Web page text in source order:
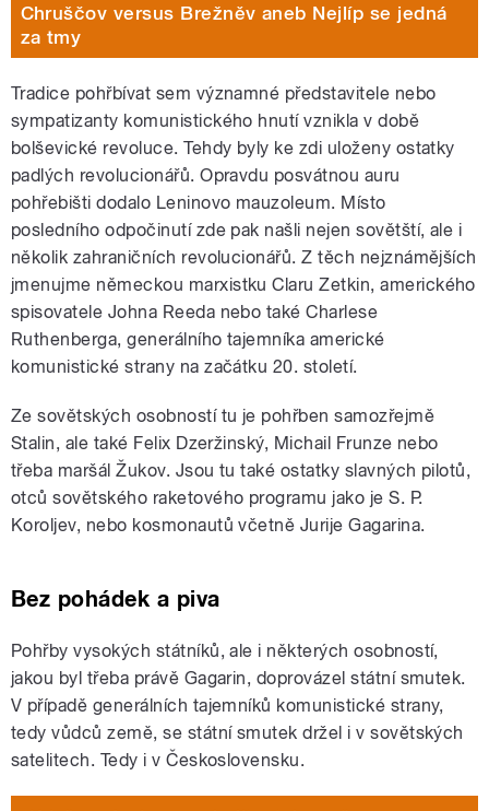
Chruščov versus Brežněv aneb Nejlíp se jedná
za tmy
Tradice pohřbívat sem významné představitele nebo
sympatizanty komunistického hnutí vznikla v době
bolševické revoluce. Tehdy byly ke zdi uloženy ostatky
padlých revolucionářů. Opravdu posvátnou auru
pohřebišti dodalo Leninovo mauzoleum. Místo
posledního odpočinutí zde pak našli nejen sovětští, ale i
několik zahraničních revolucionářů. Z těch nejznámějších
jmenujme německou marxistku Claru Zetkin, amerického
spisovatele Johna Reeda nebo také Charlese
Ruthenberga, generálního tajemníka americké
komunistické strany na začátku 20. století.
Ze sovětských osobností tu je pohřben samozřejmě
Stalin, ale také Felix Dzeržinský, Michail Frunze nebo
třeba maršál Žukov. Jsou tu také ostatky slavných pilotů,
otců sovětského raketového programu jako je S. P.
Koroljev, nebo kosmonautů včetně Jurije Gagarina.
Bez pohádek a piva
Pohřby vysokých státníků, ale i některých osobností,
jakou byl třeba právě Gagarin, doprovázel státní smutek.
V případě generálních tajemníků komunistické strany,
tedy vůdců země, se státní smutek držel i v sovětských
satelitech. Tedy i v Československu.